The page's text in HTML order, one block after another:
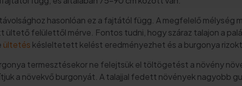
hasonlóan ez a fajtától függ. A megfelelő mélység
felülettől mérve. Fontos tudni, hogy száraz talajon a
ültetés késleltetett kelést eredményezhet és a burgonya
termesztésekor ne felejtsük el töltögetést a növény
a növekvő burgonyát. A talajjal fedett növények nagyobb